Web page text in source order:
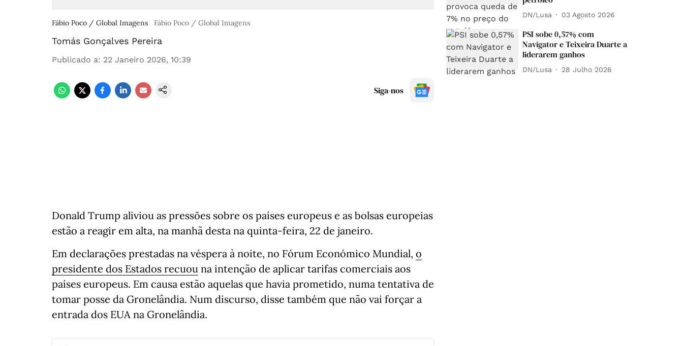
Fábio Poco / Global Imagens Fábio Poco / Global Imagens
Tomás Gonçalves Pereira
Publicado a: 22 Janeiro 2026, 10:39
Siga-nos
Donald Trump aliviou as pressões sobre os países europeus e as bolsas europeias
estão a reagir em alta, na manhã desta na quinta-feira, 22 de janeiro.
Em declarações prestadas na véspera à noite, no Fórum Económico Mundial, o
presidente dos Estados recuou na intenção de aplicar tarifas comerciais aos
países europeus. Em causa estão aquelas que havia prometido, numa tentativa de
tomar posse da Gronelândia. Num discurso, disse também que não vai forçar a
entrada dos EUA na Gronelândia.
DN/Lusa 03 Agosto 2026
PSI sobe 0,57% com
Navigator e Teixeira Duarte a
liderarem ganhos
DN/Lusa 28 Julho 2026